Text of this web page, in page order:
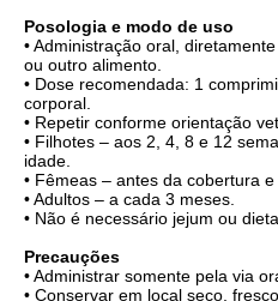
Posologia e modo de uso
• Administração oral,
ou outro alimento.
• Dose recomendada: 1
corporal.
• Repetir conforme orientação
• Filhotes – aos 2, 4, 8 e 12
idade.
• Fêmeas – antes da cobertura
• Adultos – a cada 3 meses.
• Não é necessário jejum ou
Precauções
• Administrar somente pela via
• Conservar em local seco,